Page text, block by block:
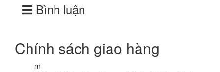
Bình luận
Chính sách giao hàng
rn